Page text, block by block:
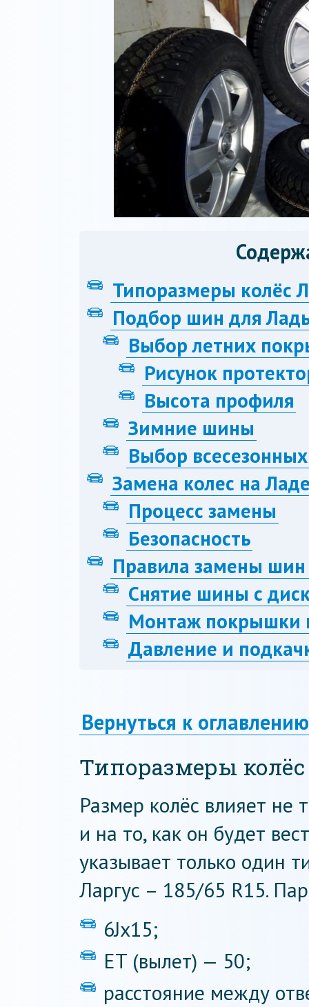
Типоразмеры колёс
Подбор шин для
Выбор летних
Рисунок
Высота профиля
Зимние шины
Выбор
Замена колес на
Процесс замены
Безопасность
Правила замены
Снятие шины с
Монтаж покрышки
Давление и
Вернуться к оглавлению
Типоразмеры
Размер колёс влияет не
и на то, как он будет
указывает только один
Ларгус – 185/65 R15.
6Jx15;
ET (вылет) — 50;
расстояние между